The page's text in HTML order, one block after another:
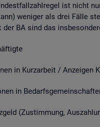
ist nicht
we­ni­ger als drei Fälle
BA sind das
/ An­zei­gen
Be­darfs­ge­mein­schaf­ten
(Zu­stim­mung,